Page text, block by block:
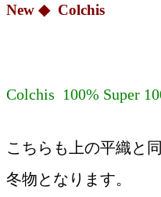
New ◆ Colchis
Colchis 100% Super
こちらも上の平織と
冬物となります。